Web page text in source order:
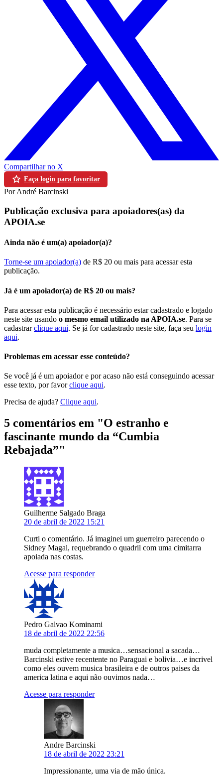
Compartilhar no X
Faça login para favoritar
Por André Barcinski
Publicação exclusiva para apoiadores(as) da
APOIA.se
Ainda não é um(a) apoiador(a)?
Torne-se um apoiador(a) de R$ 20 ou mais para acessar esta
publicação.
Já é um apoiador(a) de R$ 20 ou mais?
Para acessar esta publicação é necessário estar cadastrado e logado
neste site usando o mesmo email utilizado na APOIA.se. Para se
cadastrarclique aqui. Se já for cadastrado neste site, faça seu login
aqui.
Problemas em acessar esse conteúdo?
Se você já é um apoiador e por acaso não está conseguindo acessar
esse texto, por favorclique aqui.
Precisa de ajuda? Clique aqui.
5 comentários em "O estranho e
fascinante mundo da “Cumbia
Rebajada”"
Guilherme Salgado Braga
20 de abril de 2022 15:21
Curti o comentário. Já imaginei um guerreiro parecendo o
Sidney Magal, requebrando o quadril com uma cimitarra
apoiada nas costas.
Acesse para responder
Pedro Galvao Kominami
18 de abril de 2022 22:56
muda completamente a musica…sensacional a sacada…
Barcinski estive recentente no Paraguai e bolivia…e incrivel
como eles ouvem musica brasileira e de outros paises da
america latina e aqui não ouvimos nada…
Acesse para responder
Andre Barcinski
18 de abril de 2022 23:21
Impressionante, uma via de mão única.